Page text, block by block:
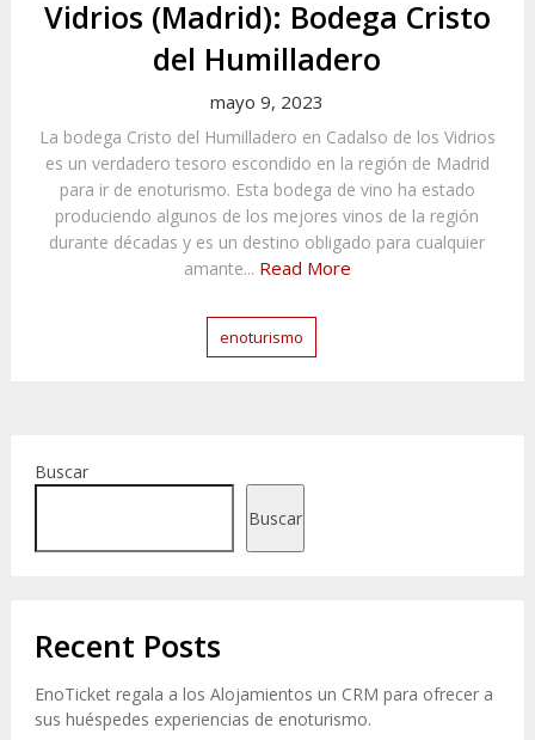
Vidrios (Madrid): Bodega Cristo
del Humilladero
mayo 9, 2023
La bodega Cristo del Humilladero en Cadalso de los Vidrios
es un verdadero tesoro escondido en la región de Madrid
para ir de enoturismo. Esta bodega de vino ha estado
produciendo algunos de los mejores vinos de la región
durante décadas y es un destino obligado para cualquier
amante... Read More
enoturismo
Buscar
Buscar
Recent Posts
EnoTicket regala a los Alojamientos un CRM para ofrecer a
sus huéspedes experiencias de enoturismo.